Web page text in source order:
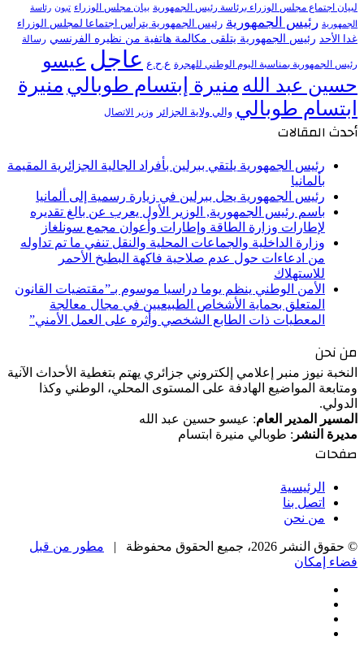
لبيان اجتماع مجلس الوزراء برئاسة رئيس الجمهورية بيان مجلس الوزراء تبون رئاسة
الجمهورية رئيس الجمهورية رئيس الجمهورية يترأس اجتماعا لمجلس الوزراء
غدا الأحد رئيس الجمهورية يتلقى مكالمة هاتفية من نظيره الفرنسي رسالة
رئيس الجمهورية بمناسبة اليوم الوطني للهجرة ع.ح.ع عاجل عيسو
حسين عبد الله منيرة إبتسام طوبالي منيرة
ابتسام طوبالي والي ولاية الجزائر وزير الاتصال
أحدث المقالات
رئيس الجمهورية يلتقي ببرلين بأفراد الجالية الجزائرية المقيمة
بألمانيا
رئيس الجمهورية يحل ببرلين في زيارة رسمية إلى ألمانيا
باسم رئيس الجمهورية, الوزير الأول يعرب عن بالغ تقديره
لإطارات وزارة الطاقة وإطارات وأعوان مجمع سونلغاز
وزارة الداخلية والجماعات المحلية والنقل تنفي ما تم تداوله
من ادعاءات حول عدم صلاحية فاكهة البطيخ الأحمر
للاستهلاك
الأمن الوطني ينظم يوما دراسيا موسوم بـ”مقتضيات القانون
المتعلق بحماية الأشخاص الطبيعيين في مجال معالجة
المعطيات ذات الطابع الشخصي وأثره على العمل الأمني”
من نحن
النخبة نيوز منبر إعلامي إلكتروني جزائري يهتم بتغطية الأحداث الآنية
ومتابعة المواضيع الهادفة على المستوى المحلي، الوطني وكذا
الدولي.
المسير المدير العام: عيسو حسين عبد الله
مديرة النشر : طوبالي منيرة ابتسام
صفحات
الرئيسية
اتصل بنا
من نحن
© حقوق النشر 2026، جميع الحقوق محفوظة |
مطور من قبل
فضاء إمكان